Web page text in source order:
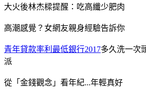
大火後林杰樑提醒：吃高纖少肥肉
高潮感覺？女網友親身經驗告訴你
青年貸款率利最低銀行2017多久洗一次
派
從「金錢觀念」看年紀...年輕真好